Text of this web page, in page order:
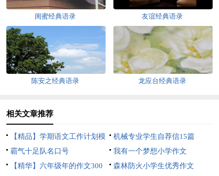
闺蜜经典语录 友谊经典语录
陈安之经典语录 龙应台经典语录
相关文章推荐
【精品】学期语文工作计划模
板汇编7篇
机械专业学生自荐信15篇
霸气十足队名口号
我有一个梦想小学作文
【精华】六年级年的作文300
森林防火小学生优秀作文